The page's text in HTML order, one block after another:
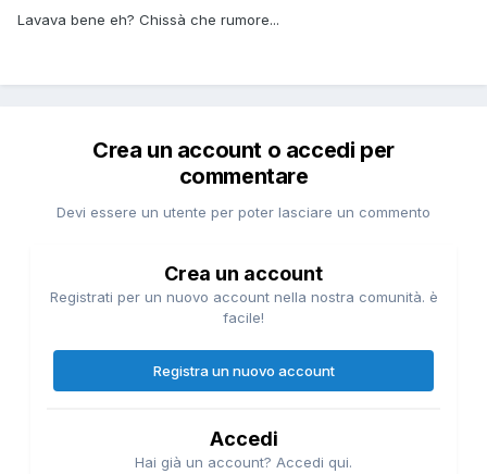
Lavava bene eh? Chissà che rumore...
Crea un account o accedi per
commentare
Devi essere un utente per poter lasciare un commento
Crea un account
Registrati per un nuovo account nella nostra comunità. è
facile!
Registra un nuovo account
Accedi
Hai già un account? Accedi qui.